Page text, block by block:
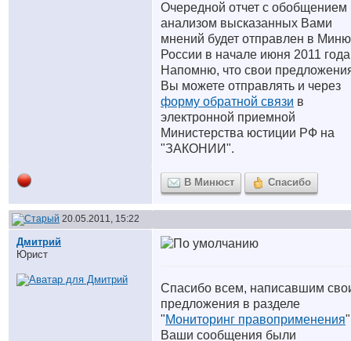
Очередной отчет с обобщением
анализом высказанных Вами
мнений будет отправлен в
России в начале июня 2011
Напомню, что свои
Вы можете отправлять и через
форму обратной связи в
электронной приемной
Министерства юстиции РФ на
"ЗАКОНИИ".
В Минюст Спасибо
20.05.2011, 15:22
Дмитрий
Юрист
Спасибо всем, написавшим
предложения в разделе
"Мониторинг правоприменения
Ваши сообщения были